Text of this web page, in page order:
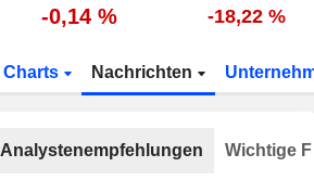
-0,14 % -18,22 %
Charts Nachrichten
Analystenempfehlungen Wichtige